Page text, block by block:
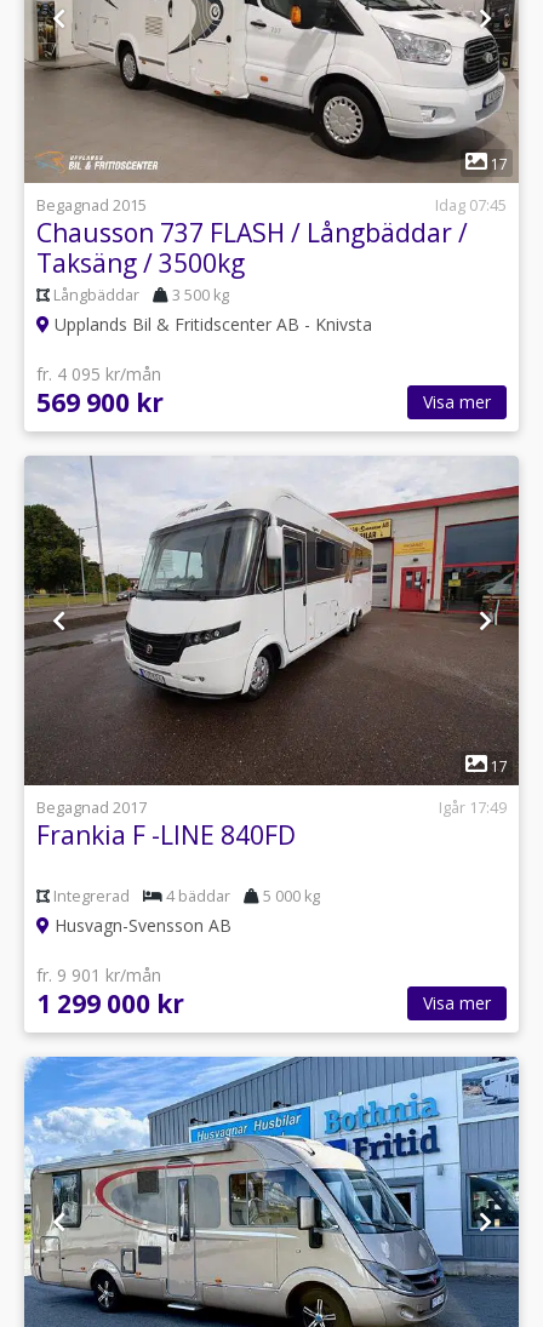
17
Begagnad 2015
Idag 07:45
Chausson 737 FLASH / Långbäddar /
Taksäng / 3500kg
Långbäddar 3 500 kg
Upplands Bil & Fritidscenter AB - Knivsta
fr. 4 095 kr/mån
569 900 kr Visa mer
1
17
Begagnad 2017
Igår 17:49
Frankia F -LINE 840FD
Integrerad 4 bäddar 5 000 kg
Husvagn-Svensson AB
fr. 9 901 kr/mån
1 299 000 kr Visa mer